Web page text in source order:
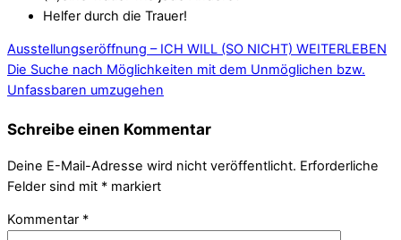
Helfer durch die Trauer!
Ausstellungseröffnung – ICH WILL (SO NICHT) WEITERLEBEN
Die Suche nach Möglichkeiten mit dem Unmöglichen bzw.
Unfassbaren umzugehen
Schreibe einen Kommentar
Deine E-Mail-Adresse wird nicht veröffentlicht. Erforderliche
Felder sind mit * markiert
Kommentar *